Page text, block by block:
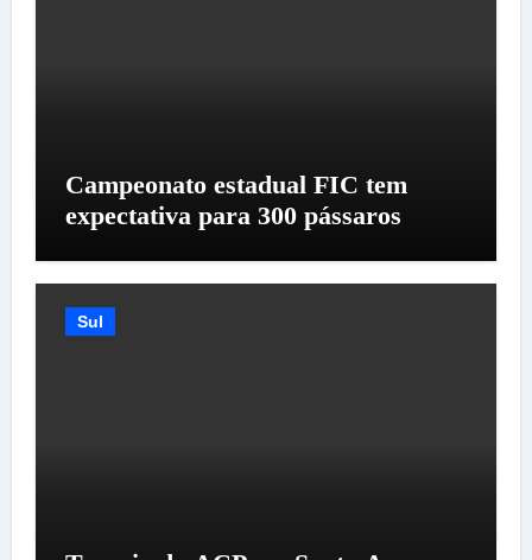
Campeonato estadual FIC tem
expectativa para 300 pássaros
Sul